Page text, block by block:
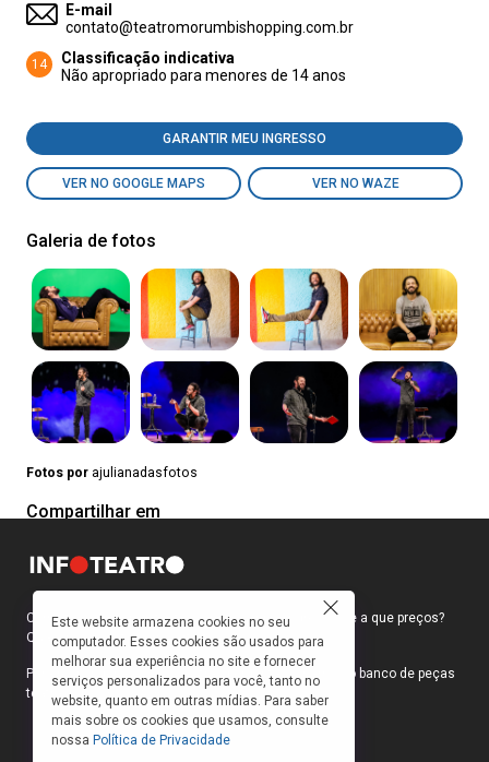
E-mail
contato@teatromorumbishopping.com.br
14
Classificação indicativa
Não apropriado para menores de 14 anos
GARANTIR MEU INGRESSO
VER NO GOOGLE MAPS VER NO WAZE
Galeria de fotos
Fotos por ajulianadasfotos
Compartilhar em
Como faço para ir ao teatro? Onde compro ingressos e a que preços?
Quais peças estão em cartaz?
Para responder a essas e outras perguntas, criamos o banco de peças
teatrais do INFOTEATRO.
Este website armazena cookies no seu
computador. Esses cookies são usados para
melhorar sua experiência no site e fornecer
serviços personalizados para você, tanto no
website, quanto em outras mídias. Para saber
mais sobre os cookies que usamos, consulte
nossa Política de Privacidade